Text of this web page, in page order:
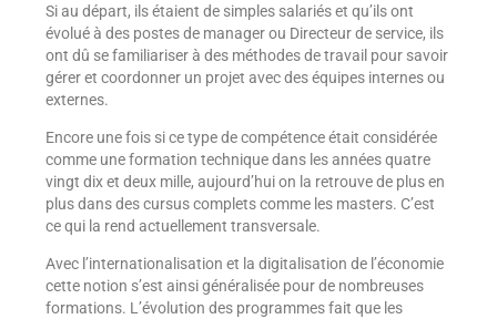
Si au départ, ils étaient de simples salariés et qu’ils ont
évolué à des postes de manager ou Directeur de service, ils
ont dû se familiariser à des méthodes de travail pour savoir
gérer et coordonner un projet avec des équipes internes ou
externes.
Encore une fois si ce type de compétence était considérée
comme une formation technique dans les années quatre
vingt dix et deux mille, aujourd’hui on la retrouve de plus en
plus dans des cursus complets comme les masters. C’est
ce qui la rend actuellement transversale.
Avec l’internationalisation et la digitalisation de l’économie
cette notion s’est ainsi généralisée pour de nombreuses
formations. L’évolution des programmes fait que les